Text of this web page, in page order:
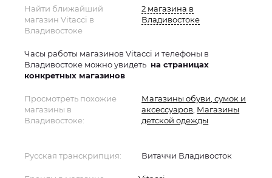
Найти ближайший
магазин Vitacci в
Владивостоке
2 магазина в
Владивостоке
Часы работы магазинов Vitacci и телефоны в
Владивостоке можно увидеть на страницах
конкретных магазинов
Просмотреть похожие
магазины в
Владивостоке:
Магазины обуви, сумок и
аксессуаров Магазины
детской одежды
Русская транскрипция: Витаччи Владивосток